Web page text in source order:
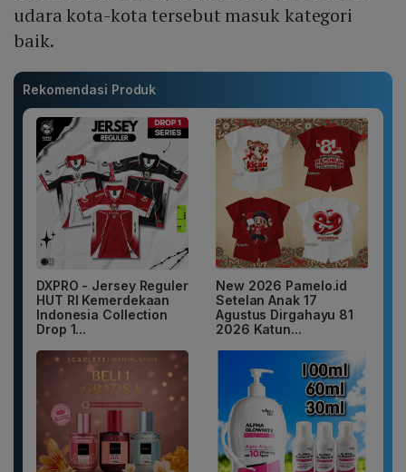
udara kota-kota tersebut masuk kategori
baik.
Rekomendasi Produk
DXPRO - Jersey Reguler
HUT RI Kemerdekaan
Indonesia Collection
Drop 1...
New 2026 Pamelo.id
Setelan Anak 17
Agustus Dirgahayu 81
2026 Katun...